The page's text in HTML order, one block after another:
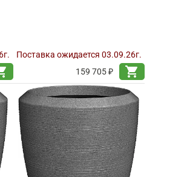
Поставка ожидается 03.09.26г.
159 705 ₽
shopping_cart